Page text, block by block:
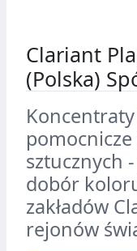
Clariant
(Polska)
sztucznych
dobór
zakładów
rejonów